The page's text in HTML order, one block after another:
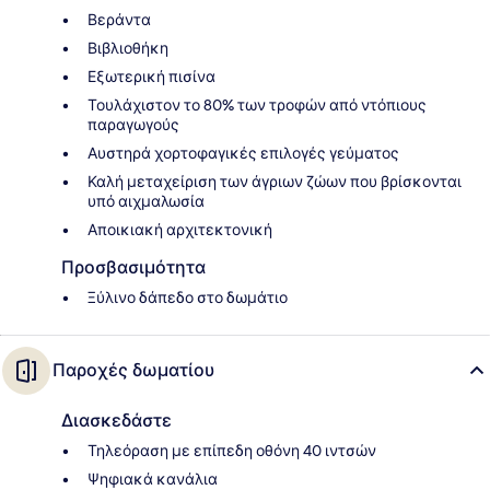
Βεράντα
Βιβλιοθήκη
Εξωτερική πισίνα
Τουλάχιστον το 80% των τροφών από ντόπιους
παραγωγούς
Αυστηρά χορτοφαγικές επιλογές γεύματος
Καλή μεταχείριση των άγριων ζώων που βρίσκονται
υπό αιχμαλωσία
Αποικιακή αρχιτεκτονική
Προσβασιμότητα
Ξύλινο δάπεδο στο δωμάτιο
Παροχές δωματίου
Διασκεδάστε
Τηλεόραση με επίπεδη οθόνη 40 ιντσών
Ψηφιακά κανάλια